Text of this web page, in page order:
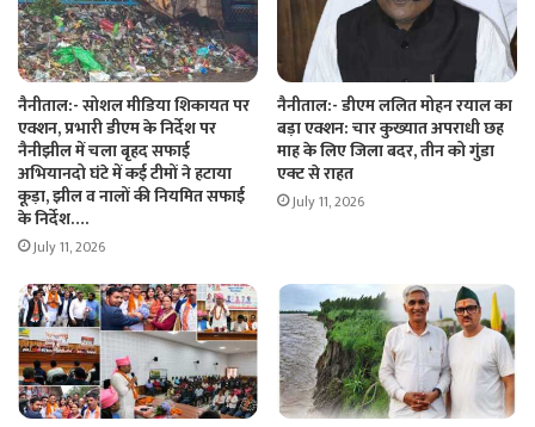
नैनीताल:- सोशल मीडिया शिकायत पर
एक्शन, प्रभारी डीएम के निर्देश पर
नैनीझील में चला बृहद सफाई
अभियानदो घंटे में कई टीमों ने हटाया
कूड़ा, झील व नालों की नियमित सफाई
के निर्देश….
July 11, 2026
नैनीताल:- डीएम ललित मोहन रयाल का
बड़ा एक्शन: चार कुख्यात अपराधी छह
माह के लिए जिला बदर, तीन को गुंडा
एक्ट से राहत
July 11, 2026